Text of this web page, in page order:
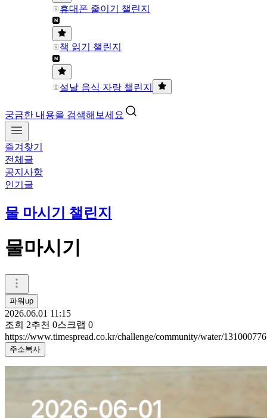
휴대폰 줄이기 챌린지
책 읽기 챌린지
설날 음식 자랑 챌린지
궁금한 내용을 검색해보세요
즐겨찾기
전체글
공지사항
인기글
물 마시기 챌린지
물마시기
파워up
2026.06.01 11:15
조회 2추천 0스크랩 0
https://www.timespread.co.kr/challenge/community/water/131000776
주소복사